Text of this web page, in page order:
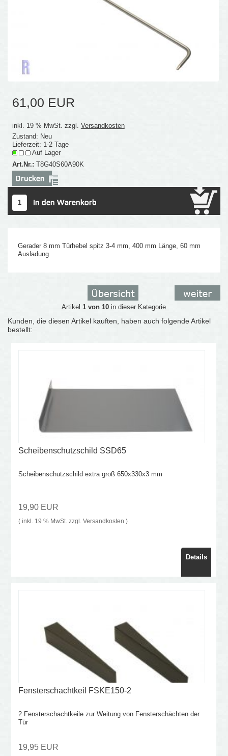
61,00 EUR
inkl. 19 % MwSt. zzgl. Versandkosten
Zustand: Neu
Lieferzeit: 1-2 Tage
Auf Lager
Art.Nr.: T8G40S60A90K
Gerader 8 mm Türhebel spitz 3-4 mm, 400 mm Länge, 60 mm
Ausladung
Artikel 1 von 10 in dieser Kategorie
Kunden, die diesen Artikel kauften, haben auch folgende Artikel
bestellt:
Scheibenschutzschild SSD65
Scheibenschutzschild extra groß 650x330x3 mm
19,90 EUR
( inkl. 19 % MwSt. zzgl. Versandkosten )
Details
Fensterschachtkeil FSKE150-2
2 Fensterschachtkeile zur Weitung von Fensterschächten der
Tür
19,95 EUR